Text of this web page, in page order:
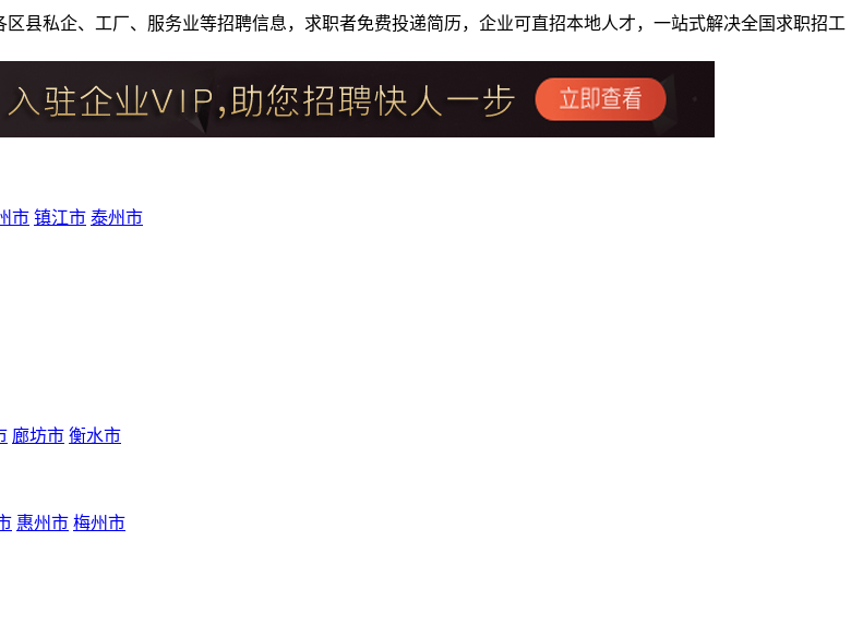
县私企、工厂、服务业等招聘信息，求职者免费投递简历，企业可直招本地人才，一站式解决全国求职招工
市 镇江市 泰州市
廊坊市 衡水市
惠州市 梅州市